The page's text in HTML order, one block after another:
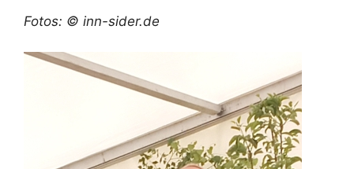
Fotos: © inn-sider.de